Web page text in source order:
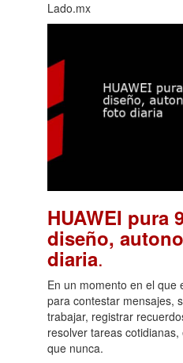
Lado.mx
HUAWEI pura
diseño,
diaria.
En un momento en el que
para contestar mensajes,
trabajar, registrar
resolver tareas
que nunca.